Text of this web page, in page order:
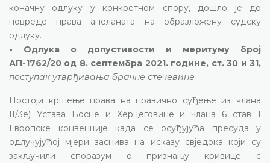
коначну одлуку у конкретном спору, дошло је до
повреде права апеланата на образложену судску
одлуку.
• Одлука о допустивости и меритуму број
АП-1762/20 од 8. септембра 2021. године, ст. 30 и 31,
поступак утврђивања брачне стечевине
Постоји кршење права на правично суђење из члана
II/3е) Устава Босне и Херцеговине и члана 6 став 1
Европске конвенције када се осуђујућа пресуда у
одлучујућој мјери заснива на исказу свједока који су
закључили споразум о признању кривице с